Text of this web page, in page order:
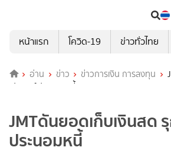
หน้าแรก
โควิด-19 ข่าวทั่วไทย
อ่าน ข่าว ข่าวการเงิน การลงทุน
เปิดศูนย์ประนอมหนี้
JMTดันยอดเก็บเงินสด
ประนอมหนี้